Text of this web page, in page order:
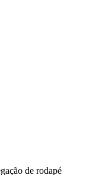
de rodapé